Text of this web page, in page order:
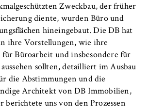
und Verwaltung
Kontakte
Zweckbau, der früher
diente, wurden Büro und
hineingebaut. Die DB hat
ihre Vorstellungen, wie ihre
für Büroarbeit und insbesondere für
sollten, detailliert im Ausbau
die Abstimmungen und die
Architekt von DB Immobilien,
berichtete uns von den Prozessen
Website
Zustimmungsstatus des
Cookies auf der aktuellen
wird verhindert, dass das
bei jedem erneuten Aufruf
wiederholt angezeigt wird.